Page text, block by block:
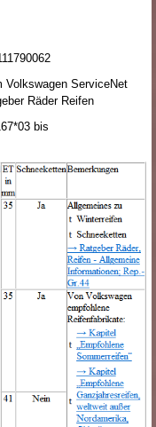
Volkswagen ServiceNet
Räder Reifen
bis